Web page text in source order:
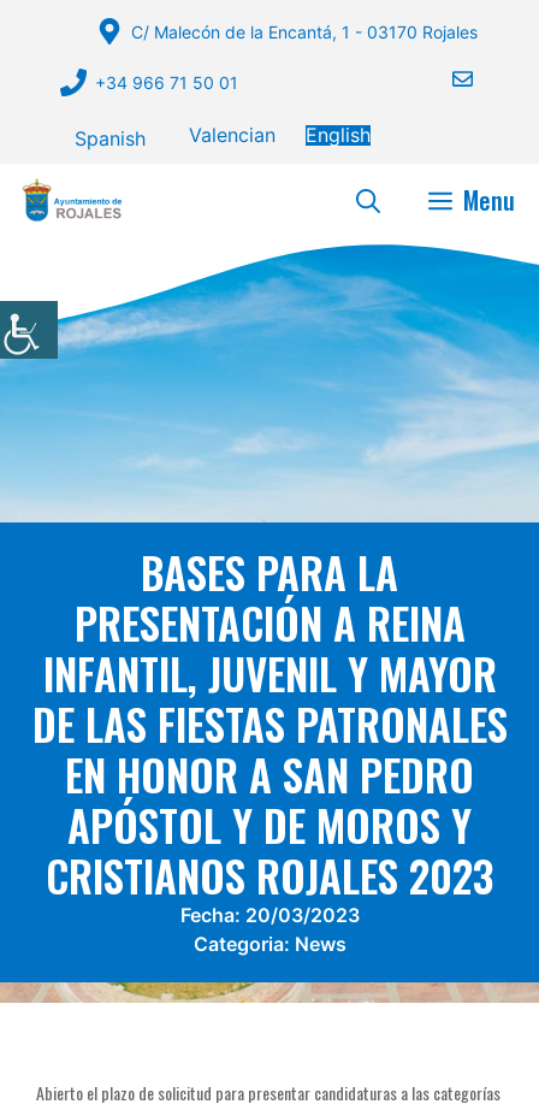
C/ Malecón de la Encantá, 1 - 03170 Rojales
+34 966 71 50 01
Spanish Valencian English
Menu
BASES PARA LA
PRESENTACIÓN A REINA
INFANTIL, JUVENIL Y MAYOR
DE LAS FIESTAS PATRONALES
EN HONOR A SAN PEDRO
APÓSTOL Y DE MOROS Y
CRISTIANOS ROJALES 2023
Fecha: 20/03/2023
Categoria: News
Abierto el plazo de solicitud para presentar candidaturas a las categorías